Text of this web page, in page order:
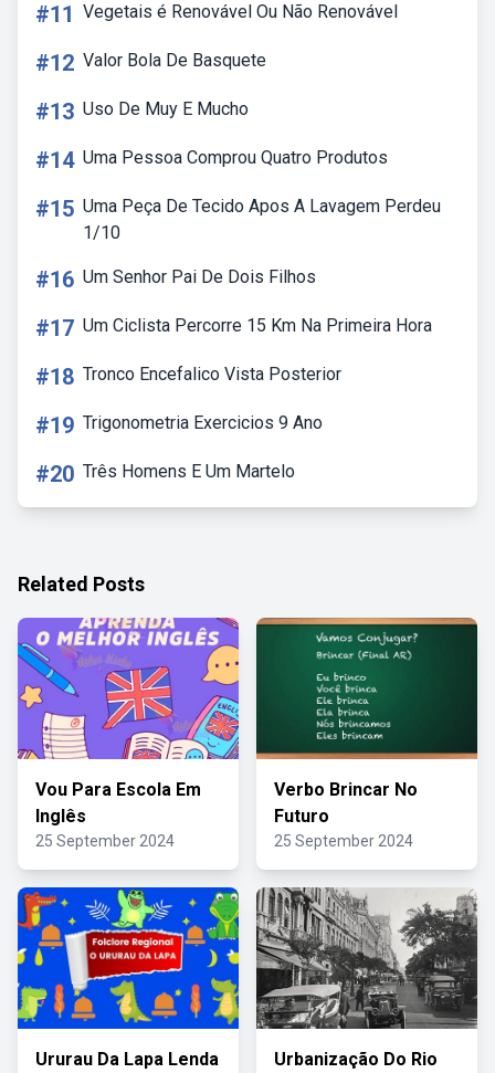
#11 Vegetais é Renovável Ou Não Renovável
#12 Valor Bola De Basquete
#13 Uso De Muy E Mucho
#14 Uma Pessoa Comprou Quatro Produtos
#15 Uma Peça De Tecido Apos A Lavagem Perdeu
1/10
#16 Um Senhor Pai De Dois Filhos
#17 Um Ciclista Percorre 15 Km Na Primeira Hora
#18 Tronco Encefalico Vista Posterior
#19 Trigonometria Exercicios 9 Ano
#20 Três Homens E Um Martelo
Related Posts
Vou Para Escola Em
Inglês
25 September 2024
Verbo Brincar No
Futuro
25 September 2024
Ururau Da Lapa Lenda Urbanização Do Rio